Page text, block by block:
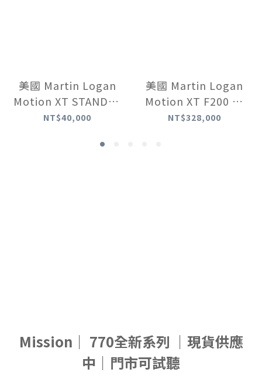
美國 Martin Logan
Motion XT STAND25
腳架 (一對)
NT$40,000
美國 Martin Logan
Motion XT F200 落
地式揚聲器【現貨】
NT$328,000
Mission｜ 770全新系列 ｜現貨供應
中｜門市可試聽